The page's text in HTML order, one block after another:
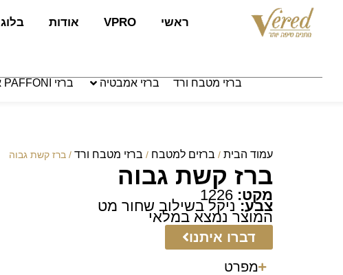
ראשי VPRO אודות בלוג
ברזי מטבח ורד ברזי אמבטיה ברזי PAFFONI איטליה
עמוד הבית / ברזים למטבח / ברזי מטבח ורד / ברז קשת גבוה
ברז קשת גבוה
מקט:
צבע:ניקל בשילוב שחור מט
המוצר נמצא במלאי
דברו איתנו
מפרט